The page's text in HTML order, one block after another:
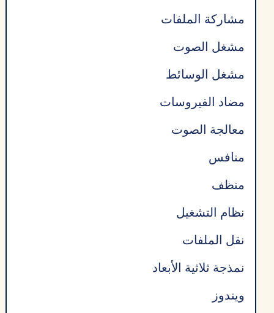
مشاركة الملفات
مشغل الصوت
مشغل الوسائط
مضاد الفيروسات
معالجة الصوت
منافس
منظف
نظام التشغيل
نقل الملفات
نمذجة ثلاثية الأبعاد
ويندوز